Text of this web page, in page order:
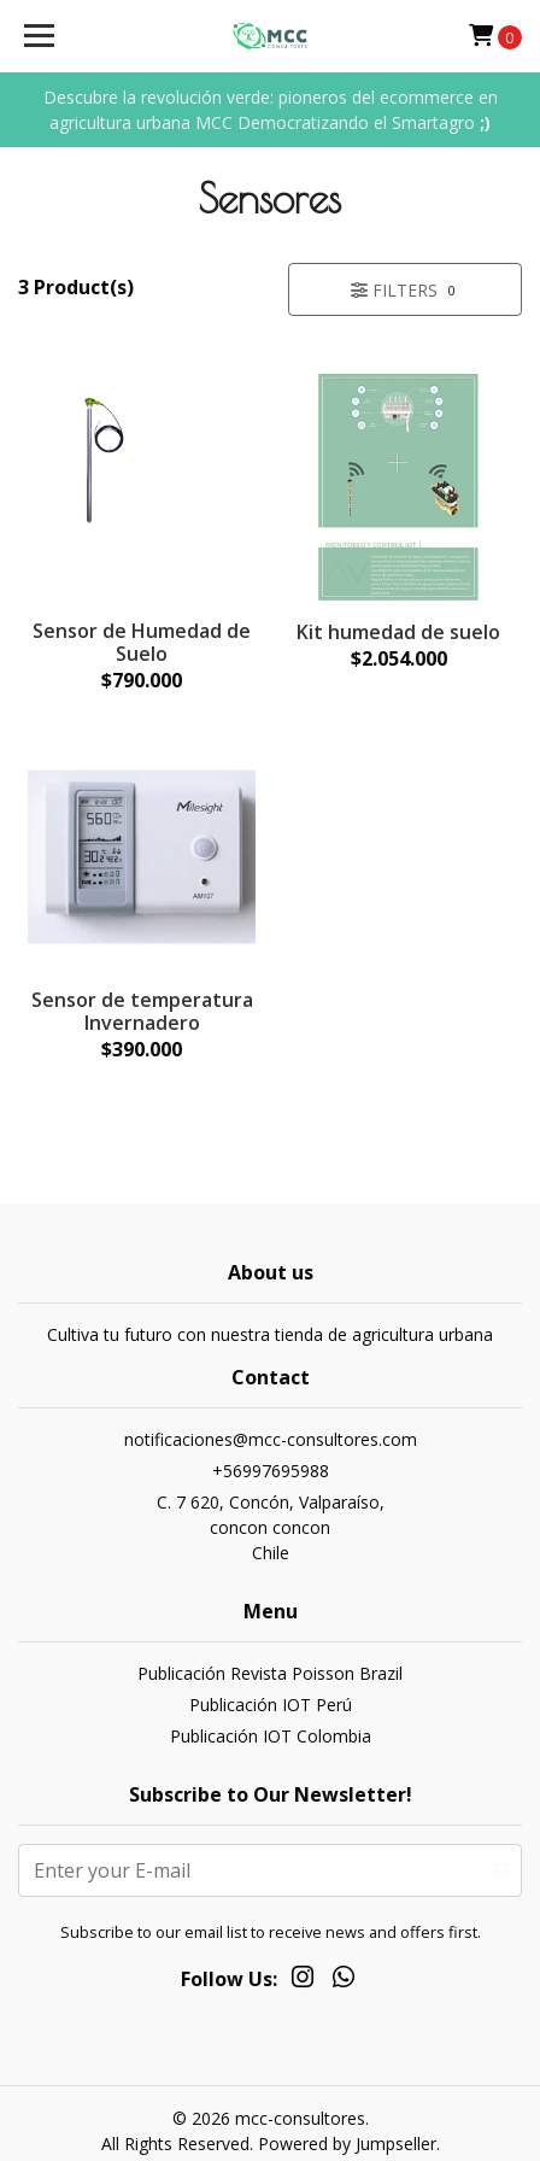
Descubre la revolución verde: pioneros del ecommerce en
agricultura urbana MCC Democratizando el Smartagro ;)
0
Sensores
3 Product(s) FILTERS 0
Sensor de Humedad de
Suelo
$790.000
Kit humedad de suelo
$2.054.000
Sensor de temperatura
Invernadero
$390.000
About us
Cultiva tu futuro con nuestra tienda de agricultura urbana
Contact
notificaciones@mcc-consultores.com
+56997695988
C. 7 620, Concón, Valparaíso,
concon concon
Chile
Menu
Publicación Revista Poisson Brazil
Publicación IOT Perú
Publicación IOT Colombia
Subscribe to Our Newsletter!
Subscribe to our email list to receive news and offers first.
Follow Us:
© 2026 mcc-consultores.
All Rights Reserved. Powered by Jumpseller.